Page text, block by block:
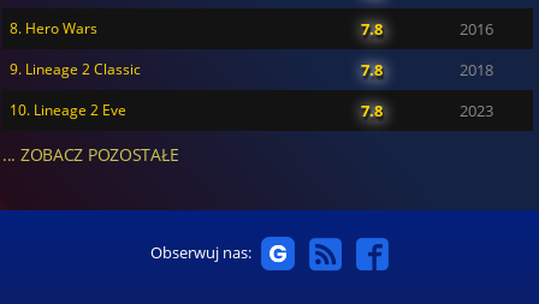
8. Hero Wars 7.8 2016
9. Lineage 2 Classic 7.8 2018
10. Lineage 2 Eve 7.8 2023
... ZOBACZ POZOSTAŁE
Obserwuj nas: